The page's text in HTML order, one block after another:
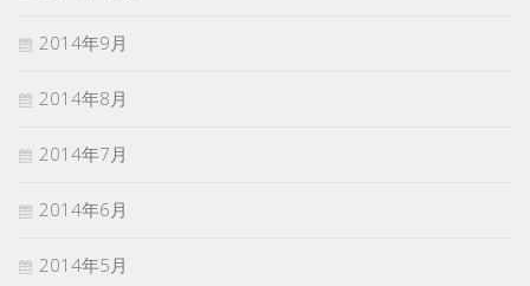
2014年9月
2014年8月
2014年7月
2014年6月
2014年5月